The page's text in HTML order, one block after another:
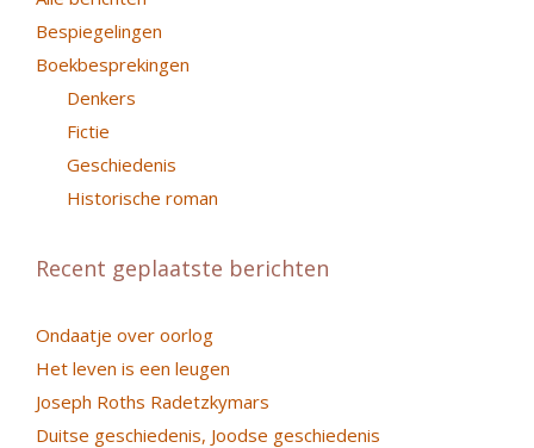
Bespiegelingen
Boekbesprekingen
Denkers
Fictie
Geschiedenis
Historische roman
Recent geplaatste berichten
Ondaatje over oorlog
Het leven is een leugen
Joseph Roths Radetzkymars
Duitse geschiedenis, Joodse geschiedenis